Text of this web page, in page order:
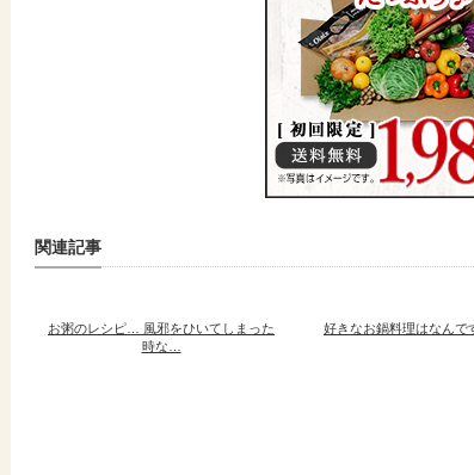
関連記事
お粥のレシピ… 風邪をひいてしまった
時な…
好きなお鍋料理はなんで